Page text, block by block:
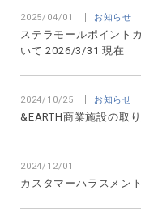
2025/04/01 お知らせ
ステラモールポイント
いて 2026/3/31 現在
2024/10/25 お知らせ
&EARTH商業施設の取
2024/12/01
カスタマーハラスメン